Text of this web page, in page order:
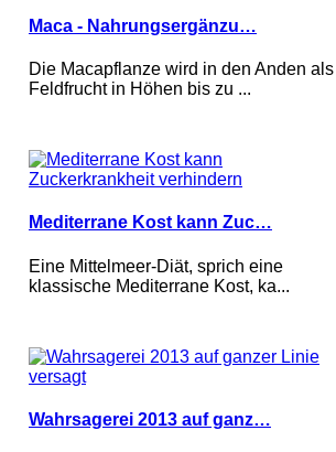
Maca - Nahrungsergänzu…
Die Macapflanze wird in den Anden als
Feldfrucht in Höhen bis zu ...
Mediterrane Kost kann Zuc…
Eine Mittelmeer-Diät, sprich eine
klassische Mediterrane Kost, ka...
Wahrsagerei 2013 auf ganz…